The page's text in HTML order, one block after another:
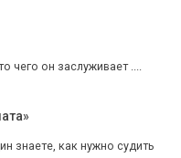
чего он заслуживает ....
знаете, как нужно судить